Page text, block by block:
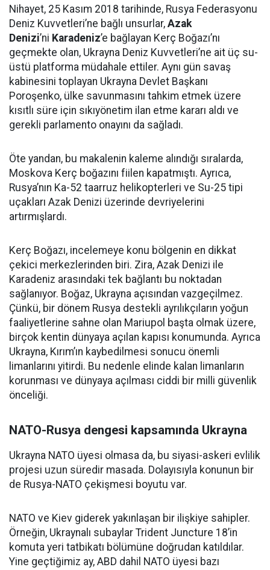
Nihayet, 25 Kasım 2018 tarihinde, Rusya Federasyonu
Deniz Kuvvetleri’ne bağlı unsurlar, Azak
Denizi’ni Karadeniz’e bağlayan Kerç Boğazı’nı
geçmekte olan, Ukrayna Deniz Kuvvetleri’ne ait üç su-
üstü platforma müdahale ettiler. Aynı gün savaş
kabinesini toplayan Ukrayna Devlet Başkanı
Poroşenko, ülke savunmasını tahkim etmek üzere
kısıtlı süre için sıkıyönetim ilan etme kararı aldı ve
gerekli parlamento onayını da sağladı.
Öte yandan, bu makalenin kaleme alındığı sıralarda,
Moskova Kerç boğazını fiilen kapatmıştı. Ayrıca,
Rusya’nın Ka-52 taarruz helikopterleri ve Su-25 tipi
uçakları Azak Denizi üzerinde devriyelerini
artırmışlardı.
Kerç Boğazı, incelemeye konu bölgenin en dikkat
çekici merkezlerinden biri. Zira, Azak Denizi ile
Karadeniz arasındaki tek bağlantı bu noktadan
sağlanıyor. Boğaz, Ukrayna açısından vazgeçilmez.
Çünkü, bir dönem Rusya destekli ayrılıkçıların yoğun
faaliyetlerine sahne olan Mariupol başta olmak üzere,
birçok kentin dünyaya açılan kapısı konumunda. Ayrıca
Ukrayna, Kırım’ın kaybedilmesi sonucu önemli
limanlarını yitirdi. Bu nedenle elinde kalan limanların
korunması ve dünyaya açılması ciddi bir milli güvenlik
önceliği.
NATO-Rusya dengesi kapsamında Ukrayna
Ukrayna NATO üyesi olmasa da, bu siyasi-askeri evlilik
projesi uzun süredir masada. Dolayısıyla konunun bir
de Rusya-NATO çekişmesi boyutu var.
NATO ve Kiev giderek yakınlaşan bir ilişkiye sahipler.
Örneğin, Ukraynalı subaylar Trident Juncture 18’in
komuta yeri tatbikatı bölümüne doğrudan katıldılar.
Yine geçtiğimiz ay, ABD dahil NATO üyesi bazı